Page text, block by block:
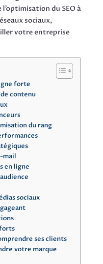
du SEO à
sociaux,
votre entreprise
forte
contenu
du rang
mail
en ligne
sociaux
ses clients
votre marque